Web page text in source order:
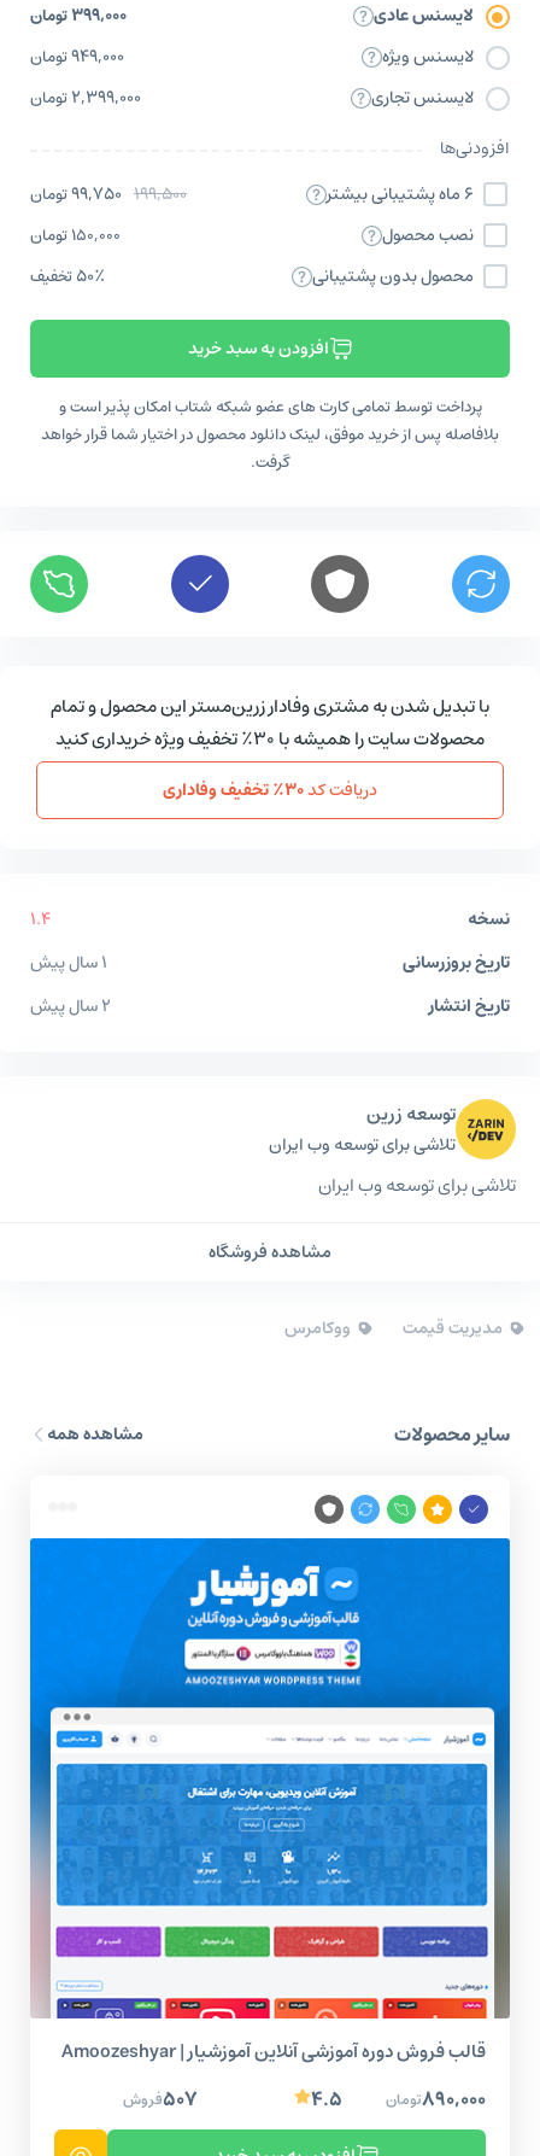
لایسنس عادی
۳۹۹,۰۰۰تومان
لایسنس ویژه ۹۴۹,۰۰۰تومان
لایسنس تجاری ۲,۳۹۹,۰۰۰تومان
افزودنی‌ها
۶ ماه پشتیبانی بیشتر
۱۹۹,۵۰۰ ۹۹,۷۵۰تومان
نصب محصول ۱۵۰,۰۰۰تومان
محصول بدون پشتیبانی ۵۰٪تخفیف
افزودن به سبد خرید
پرداخت توسط تمامی کارت های عضو شبکه شتاب امکان پذیر است و
بلافاصله پس از خرید موفق، لینک دانلود محصول در اختیار شما قرار خواهد
گرفت.
با تبدیل شدن به مشتری وفادار زرین‌مستر این محصول و تمام
محصولات سایت را همیشه با ۳۰٪ تخفیف ویژه خریداری کنید
دریافت کد۳۰٪ تخفیف وفاداری
نسخه
۱.۴
تاریخ بروزرسانی
۱ سال پیش
تاریخ انتشار
۲ سال پیش
توسعه زرین
تلاشی برای توسعه وب ایران
تلاشی برای توسعه وب ایران
مشاهده فروشگاه
مدیریت قیمت ووکامرس
سایر محصولات مشاهده همه
قالب فروش دوره آموزشی آنلاین آموزشیار | Amoozeshyar
۸۹۰,۰۰۰تومان ۴.۵ ۵۰۷فروش